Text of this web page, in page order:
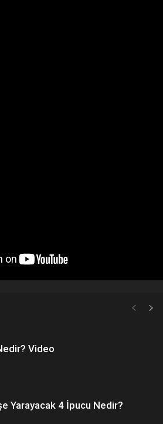
Video
Yarayacak 4 İpucu Nedir?